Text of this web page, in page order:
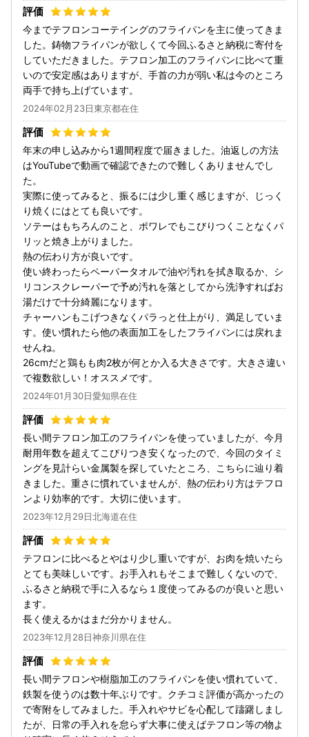
今までテフロンコーテイングのフライパンを主に使ってきま
した。鋳物フライパンが欲しくて今回ふるさと納税に寄付を
していただきました。テフロン加工のフライパンに比べて重
いので安定感はありますが、手首の力が弱い私は今のところ
両手で持ち上げています。
2024年02月23日東京都在住
年末の申し込みから1週間程度で届きました。油返しの方法
はYouTubeで動画で確認できたので難しくありませんでし
た。
実際に使ってみると、振るには少し重く感じますが、じっく
り焼くにはとても良いです。
ソテーはもちろんのこと、ポワレでもこびりつくことなくパ
リッと焼き上がりました。
熱の伝わり方が良いです。
使い終わったらペーパータオルで油や汚れを拭き取るか、シ
リコンスクレーパーで予め汚れを落としてから洗浄すればお
湯だけで十分綺麗になります。
チャーハンもこげつきなくパラっと仕上がり、満足していま
す。使い慣れたら他の表面加工をしたフライパンには戻れま
せんね。
26cmだと鶏もも肉2枚が何とか入る大きさです。大きさ違い
で複数欲しい！オススメです。
2024年01月30日愛知県在住
長い間テフロン加工のフライパンを使っていましたが、今月
耐用年数を超えてこびりつき安くなったので、今回のタイミ
ングを見計らい金属製を探していたところ、こちらに辿り着
きました。重さに慣れていませんが、熱の伝わり方はテフロ
ンより効率的です。大切に使います。
2023年12月29日北海道在住
テフロンに比べるとやはり少し重いですが、お肉を焼いたら
とても美味しいです。お手入れもそこまで難しくないので、
ふるさと納税で手に入るなら１度使ってみるのが良いと思い
ます。
長く使えるかはまだ分かりません。
2023年12月28日神奈川県在住
長い間テフロンや樹脂加工のフライパンを使い慣れていて、
鉄製を使うのは数十年ぶりです。クチコミ評価が高かったの
で寄附をしてみました。手入れやサビを心配して躊躇しまし
たが、日常の手入れを怠らず大事に使えばテフロン等の物よ